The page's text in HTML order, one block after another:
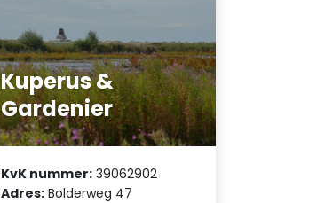
Kuperus &
Gardenier
KvK nummer: 39062902
Adres: Bolderweg 47